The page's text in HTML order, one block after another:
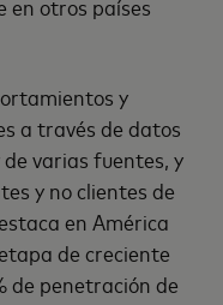
en otros países
y
a través de datos
varias fuentes, y
y no clientes de
en América
de creciente
de penetración de